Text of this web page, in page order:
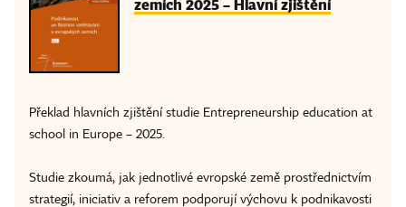
zemích 2025 – Hlavní zjištění
Překlad hlavních zjištění studie Entrepreneurship education at
school in Europe – 2025.
Studie zkoumá, jak jednotlivé evropské země prostřednictvím
strategií, iniciativ a reforem podporují výchovu k podnikavosti